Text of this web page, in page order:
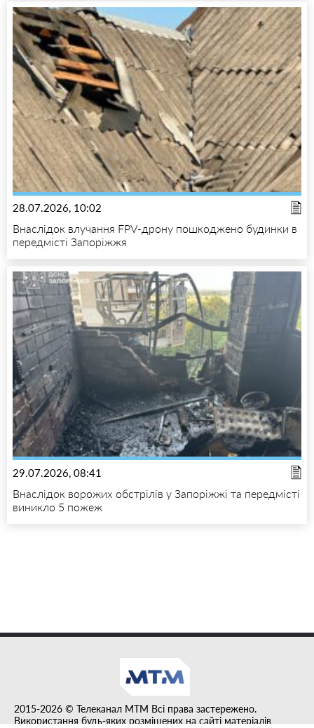
28.07.2026, 10:02
Внаслідок влучання FPV-дрону пошкоджено будинки в
передмісті Запоріжжя
29.07.2026, 08:41
Внаслідок ворожих обстрілів у Запоріжжі та передмісті
виникло 5 пожеж
2015-2026 © Телеканал MTM Всі права застережено.
Використання будь-яких розміщених на сайті матеріалів